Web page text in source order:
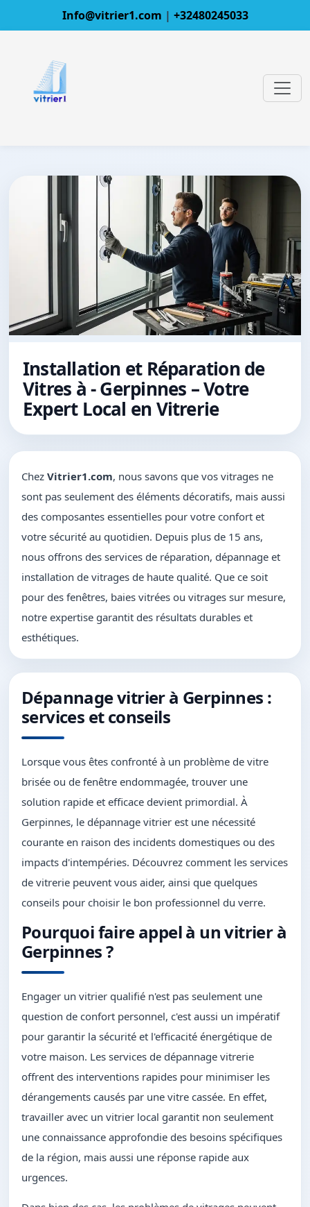
Info@vitrier1.com | +32480245033
Installation et Réparation de
Vitres à - Gerpinnes – Votre
Expert Local en Vitrerie
Chez Vitrier1.com, nous savons que vos vitrages ne
sont pas seulement des éléments décoratifs, mais aussi
des composantes essentielles pour votre confort et
votre sécurité au quotidien. Depuis plus de 15 ans,
nous offrons des services de réparation, dépannage et
installation de vitrages de haute qualité. Que ce soit
pour des fenêtres, baies vitrées ou vitrages sur mesure,
notre expertise garantit des résultats durables et
esthétiques.
Dépannage vitrier à Gerpinnes :
services et conseils
Lorsque vous êtes confronté à un problème de vitre
brisée ou de fenêtre endommagée, trouver une
solution rapide et efficace devient primordial. À
Gerpinnes, le dépannage vitrier est une nécessité
courante en raison des incidents domestiques ou des
impacts d'intempéries. Découvrez comment les services
de vitrerie peuvent vous aider, ainsi que quelques
conseils pour choisir le bon professionnel du verre.
Pourquoi faire appel à un vitrier à
Gerpinnes ?
Engager un vitrier qualifié n'est pas seulement une
question de confort personnel, c'est aussi un impératif
pour garantir la sécurité et l'efficacité énergétique de
votre maison. Les services de dépannage vitrerie
offrent des interventions rapides pour minimiser les
dérangements causés par une vitre cassée. En effet,
travailler avec un vitrier local garantit non seulement
une connaissance approfondie des besoins spécifiques
de la région, mais aussi une réponse rapide aux
urgences.